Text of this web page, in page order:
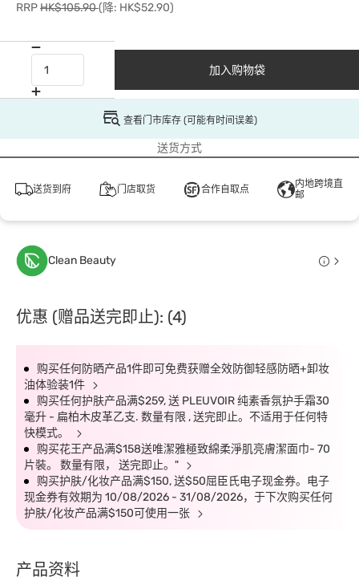
RRPHK$105.90(降: HK$52.90)
加入购物袋
查看门市库存 (可能有时间误差)
送货方式
送货到府 门店取货 合作自取点
内地跨境直
邮
Clean Beauty
优惠 (赠品送完即止): (4)
购买任何防晒产品1件即可免费获赠全效防御轻感防晒+卸妆
油体验装1件
购买任何护肤产品满$259, 送 PLEUVOIR 纯素香氛护手霜30
毫升 - 扁柏木皮革乙支. 数量有限 , 送完即止。不适用于任何特
快模式。
购买花王产品满$158送唯潔雅極致綿柔淨肌亮膚潔面巾- 70
片裝。 数量有限， 送完即止。"
购买护肤/化妆产品满$150, 送$50屈臣氏电子现金券。电子
现金券有效期为 10/08/2026 - 31/08/2026，于下次购买任何
护肤/化妆产品满$150可使用一张
产品资料